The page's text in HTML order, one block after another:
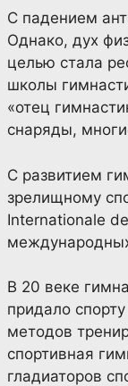
С падением
Однако, дух
целью стала
школы
«отец
снаряды,
С развитием
зрелищному
Internationale
В 20 веке
придало
методов
спортивная
гладиаторов